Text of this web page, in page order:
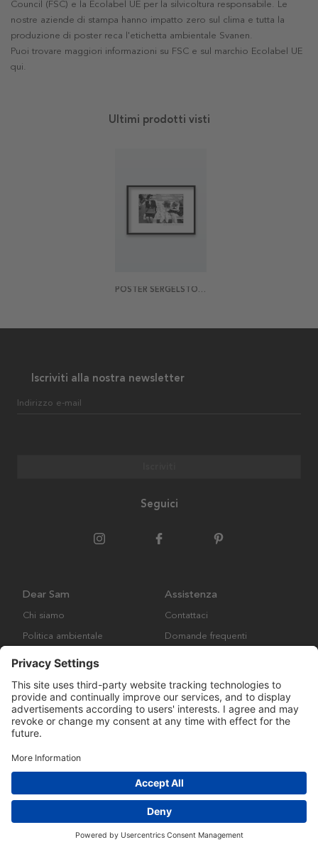
Council (FSC) e la Ecolabel UE per la silvicoltura responsabile. Le
nostre aziende di stampa hanno impatto zero sul clima e tutta la
produzione di poster reca l'etichetta ambientale Svanen.
Puoi trovare maggiori informazioni su FSC e sul marchio Ecolabel UE
qui.
Ultimi prodotti visti
POSTER SERGELSTORG
Iscriviti alla nostra newsletter
Indirizzo e-mail
Seguici
Dear Sam
Chi siamo
Politica ambientale
Collaborazione
Assistenza
Contattaci
Domande frequenti